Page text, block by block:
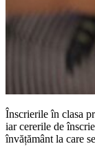
Înscrierile în clasa
iar cererile de
învățământ la care